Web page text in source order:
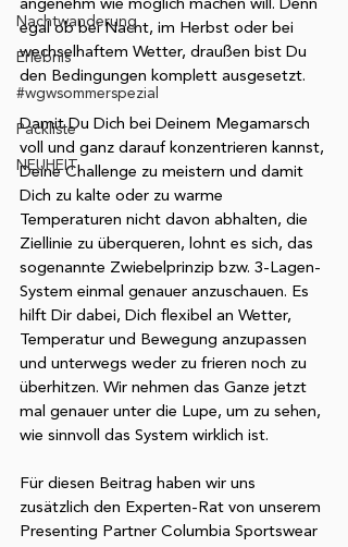
Nachtwanderung
Erlebnis
#wgwsommerspezial
Packliste
NEUHEIT
angenehm wie möglich machen will. Denn
egal ob bei Nacht, im Herbst oder bei
wechselhaftem Wetter, draußen bist Du
den Bedingungen komplett ausgesetzt.
Damit Du Dich bei Deinem Megamarsch
voll und ganz darauf konzentrieren kannst,
Deine Challenge zu meistern und damit
Dich zu kalte oder zu warme
Temperaturen nicht davon abhalten, die
Ziellinie zu überqueren, lohnt es sich, das
sogenannte Zwiebelprinzip bzw. 3-Lagen-
System einmal genauer anzuschauen. Es
hilft Dir dabei, Dich flexibel an Wetter,
Temperatur und Bewegung anzupassen
und unterwegs weder zu frieren noch zu
überhitzen. Wir nehmen das Ganze jetzt
mal genauer unter die Lupe, um zu sehen,
wie sinnvoll das System wirklich ist.
Für diesen Beitrag haben wir uns
zusätzlich den Experten-Rat von unserem
Presenting Partner Columbia Sportswear